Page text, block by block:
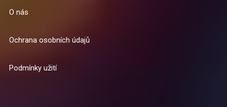
O nás
Ochrana osobních údajů
Podmínky užití